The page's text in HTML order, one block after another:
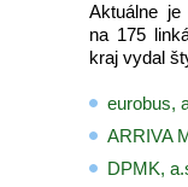
Aktuálne
na 175
kraj vydal
eurobus,
ARRIVA
DPMK,